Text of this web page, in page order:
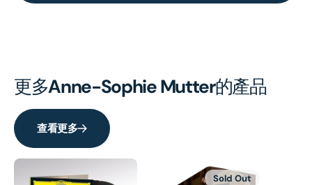
更多Anne-Sophie Mutter的產品
查看更多
Sold Out